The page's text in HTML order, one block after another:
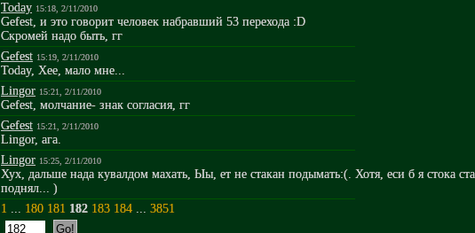
Today 15:18, 2/11/2010
Gefest, и это говорит человек набравший 53 перехода :D
Скромей надо быть, гг
Gefest 15:19, 2/11/2010
Today, Хее, мало мне...
Lingor 15:21, 2/11/2010
Gefest, молчание- знак согласия, гг
Gefest 15:21, 2/11/2010
Lingor, ага.
Lingor 15:25, 2/11/2010
Хух, дальше нада кувалдом махать, Ыы, ет не стакан подымать:(. Хотя, еси б я стока
поднял... )
1 ... 180 181 182 183 184 ... 3851